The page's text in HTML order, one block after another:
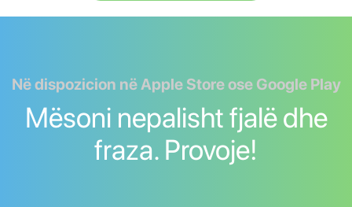
Në dispozicion në Apple Store ose Google Play
Mësoni nepalisht fjalë dhe
fraza. Provoje!